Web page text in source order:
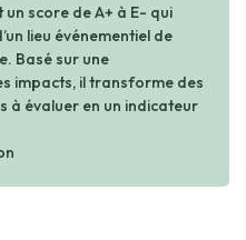
un score de A+ à E- qui
lieu événementiel de
Basé sur une
impacts, il transforme des
à évaluer en un indicateur